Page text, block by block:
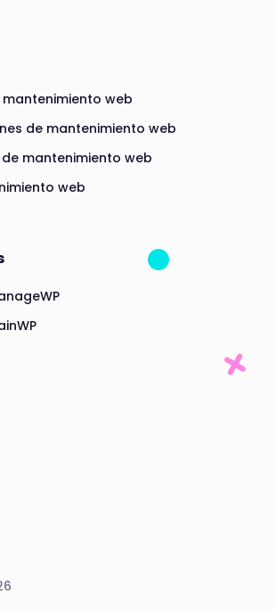
web
de mantenimiento web
mantenimiento web
web